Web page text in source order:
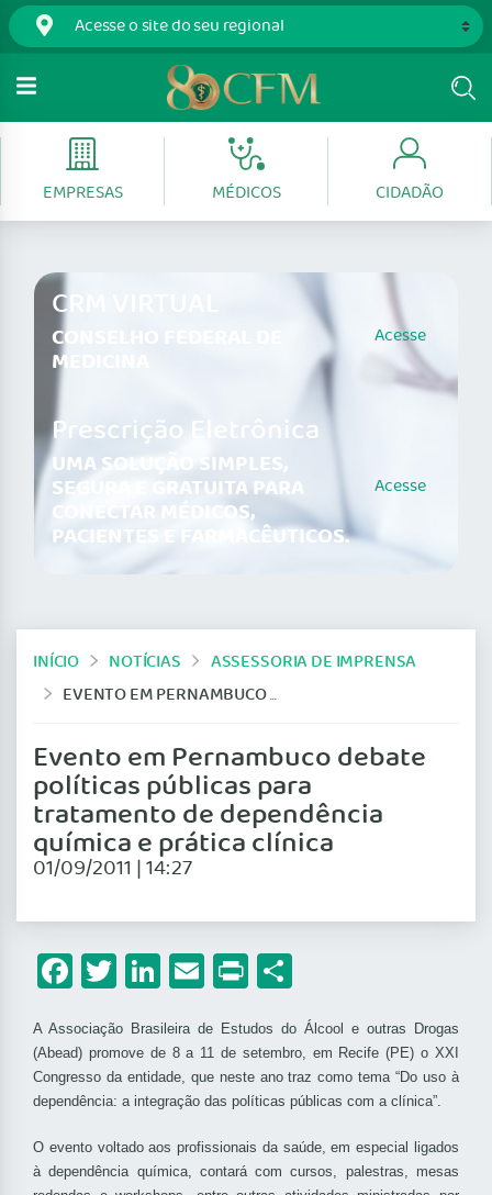
EMPRESAS MÉDICOS CIDADÃO
CRM VIRTUAL
CONSELHO FEDERAL DE
MEDICINA
Acesse
Prescrição Eletrônica
UMA SOLUÇÃO SIMPLES,
SEGURA E GRATUITA PARA
CONECTAR MÉDICOS,
PACIENTES E FARMACÊUTICOS.
Acesse
INÍCIO NOTÍCIAS
ASSESSORIA DE IMPRENSA
EVENTO EM PERNAMBUCO DEBATE POLÍTICAS PÚBLICAS PARA TRATAMENTO DE DEPENDÊNCIA QUÍMICA E PRÁTICA CLÍNICA
Evento em Pernambuco debate
políticas públicas para
tratamento de dependência
química e prática clínica
01/09/2011 | 14:27
Facebook
Twitter
LinkedIn
Email
Print
A Associação Brasileira de Estudos do Álcool e outras Drogas
(Abead) promove de 8 a 11 de setembro, em Recife (PE) o XXI
Congresso da entidade, que neste ano traz como tema “Do uso à
dependência: a integração das políticas públicas com a clínica”.
O evento voltado aos profissionais da saúde, em especial ligados
à dependência química, contará com cursos, palestras, mesas